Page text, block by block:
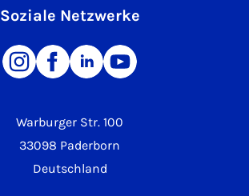
Warburger Str. 100
33098 Paderborn
Deutschland
Soziale Netzwerke